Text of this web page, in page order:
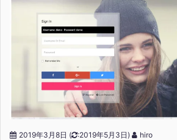
2019年3月8日 ( :2019年5月3日)
hiro